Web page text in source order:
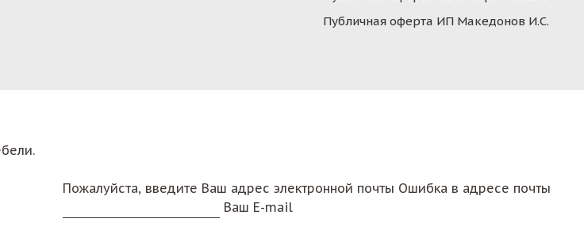
Публичная оферта ИП Македонов И.С.
Пожалуйста, введите Ваш адрес электронной почты Ошибка в адресе почты
Ваш E-mail